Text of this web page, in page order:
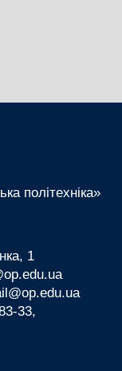
політехніка»
1
33,